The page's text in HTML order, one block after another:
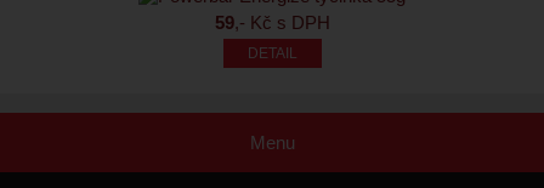
59,- Kč s DPH
Menu